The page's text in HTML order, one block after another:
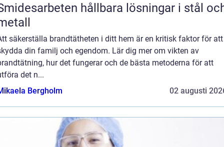
hållbara lösningar i stål och
säkerställa brandtätheten i ditt hem är en kritisk faktor för att
din familj och egendom. Lär dig mer om vikten av
hur det fungerar och de bästa metoderna för att
det n...
Bergholm
02 augusti